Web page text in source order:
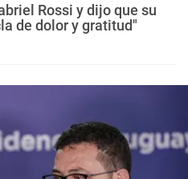
Rossi y dijo que su
de dolor y gratitud"